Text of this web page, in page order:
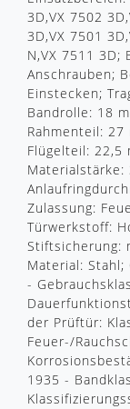
3D,VX 7502
3D,VX 7501
N,VX 7511 3D;
Anschrauben;
Einstecken;
Bandrolle: 18
Rahmenteil:
Flügelteil: 22,5
Materialstärke:
Zulassung:
Türwerkstoff:
Stiftsicherung:
Material:
-
der Prüftür:
Feuer-/
1935 -